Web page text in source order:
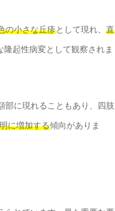
の小さな丘疹として現れ、 直
起性病変として観察されま
部に現れることもあり、四肢
に増加する傾向がありま